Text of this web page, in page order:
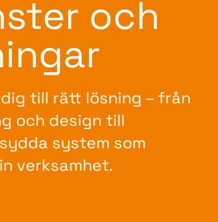
och
till rätt lösning – från
och design till
system som
verksamhet.